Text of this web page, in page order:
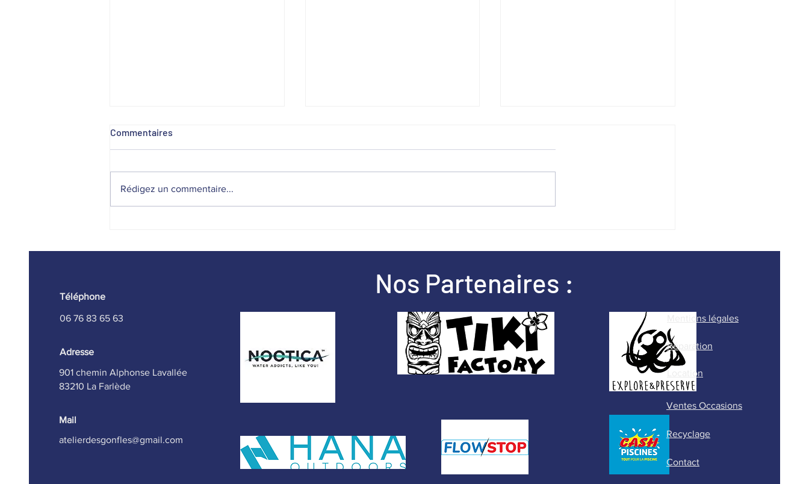
Notre catalogue s'agrandit
pour profiter de l'été
autrement :🌊 Paddle géant 8
Commentaires
Rédigez un commentaire...
Téléphone
06 76 83 65 63
Adresse
901 chemin Alphonse Lavallée
83210 La Farlède
Mail
atelierdesgonfles@gmail.com
Nos Partenaires :
Mentions légales
Réparation
Location
Ventes Occasions
Recyclage
Contact